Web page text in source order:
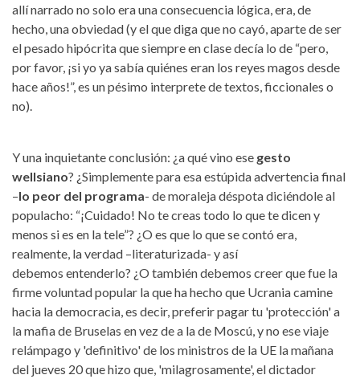
allí narrado no solo era una consecuencia lógica, era, de
hecho, una obviedad (y el que diga que no cayó, aparte de ser
el pesado hipócrita que siempre en clase decía lo de “pero,
por favor, ¡si yo ya sabía quiénes eran los reyes magos desde
hace años!”, es un pésimo interprete de textos, ficcionales o
no).
Y una inquietante conclusión: ¿a qué vino ese gesto
wellsiano? ¿Simplemente para esa estúpida advertencia final
–lo peor del programa- de moraleja déspota diciéndole al
populacho: “¡Cuidado! No te creas todo lo que te dicen y
menos si es en la tele”? ¿O es que lo que se contó era,
realmente, la verdad –literaturizada- y así
debemos entenderlo? ¿O también debemos creer que fue la
firme voluntad popular la que ha hecho que Ucrania camine
hacia la democracia, es decir, preferir pagar tu 'protección' a
la mafia de Bruselas en vez de a la de Moscú, y no ese viaje
relámpago y 'definitivo' de los ministros de la UE la mañana
del jueves 20 que hizo que, 'milagrosamente', el dictador